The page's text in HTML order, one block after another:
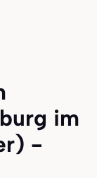
im
-